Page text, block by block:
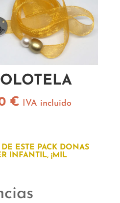
€.
€El
es:
15,00 €.
IVA incluido
ESTE PACK DONAS
INFANTIL, ¡MIL